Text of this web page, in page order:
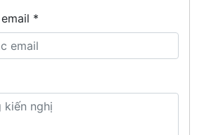
*